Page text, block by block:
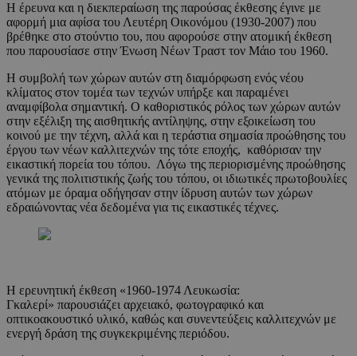
Η έρευνα και η διεκπεραίωση της παρούσας έκθεσης έγινε με
αφορμή μια αφίσα του Λευτέρη Οικονόμου (1930-2007) που
βρέθηκε στο στούντιο του, που αφορούσε στην ατομική έκθεση
που παρουσίασε στην Ένωση Νέων Τραστ τον Μάιο του 1960.
Η συμβολή των χώρων αυτών στη διαμόρφωση ενός νέου
κλίματος στον τομέα των τεχνών υπήρξε και παραμένει
αναμφίβολα σημαντική. Ο καθοριστικός ρόλος των χώρων αυτών
στην εξέλιξη της αισθητικής αντίληψης, στην εξοικείωση του
κοινού με την τέχνη, αλλά και η τεράστια σημασία προώθησης του
έργου των νέων καλλιτεχνών της τότε εποχής, καθόρισαν την
εικαστική πορεία του τόπου. Λόγω της περιορισμένης προώθησης
γενικά της πολιτιστικής ζωής του τόπου, οι ιδιωτικές πρωτοβουλίες
ατόμων με όραμα οδήγησαν στην ίδρυση αυτών των χώρων
εδραιώνοντας νέα δεδομένα για τις εικαστικές τέχνες.
Η ερευνητική έκθεση «1960-1974 Λευκωσία:
Γκαλερί» παρουσιάζει αρχειακό, φωτογραφικό και
οπτικοακουστικό υλικό, καθώς και συνεντεύξεις καλλιτεχνών με
ενεργή δράση της συγκεκριμένης περιόδου.